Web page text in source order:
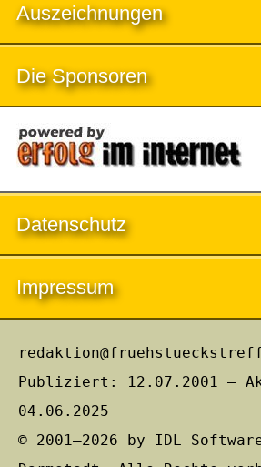
Auszeichnungen
Die Sponsoren
Datenschutz
Impressum
Publiziert: 12.07.2001 –
04.06.2025
© 2001–2026 by IDL Software